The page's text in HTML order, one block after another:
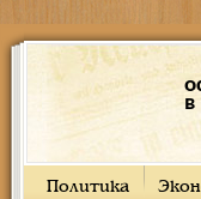
в
Политика